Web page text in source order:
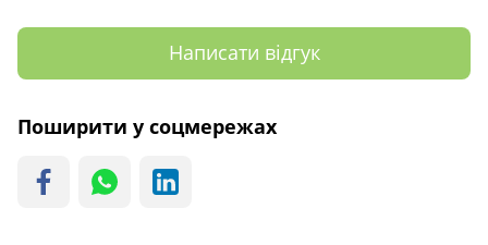
Написати відгук
Поширити у соцмережах